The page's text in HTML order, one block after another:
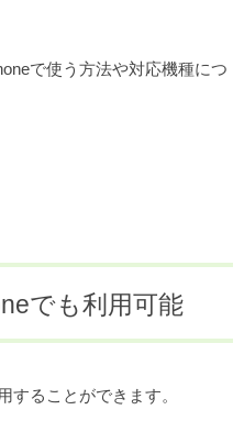
で使う方法や対応機種につ
でも利用可能
することができます。